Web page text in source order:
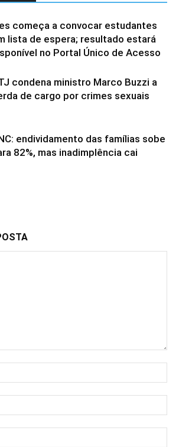
começa a convocar estudantes
lista de espera; resultado estará
no Portal Único de Acesso
condena ministro Marco Buzzi a
de cargo por crimes sexuais
endividamento das famílias sobe
82%, mas inadimplência cai